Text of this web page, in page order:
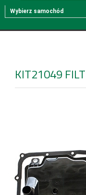
Wybierz samochód
KIT21049